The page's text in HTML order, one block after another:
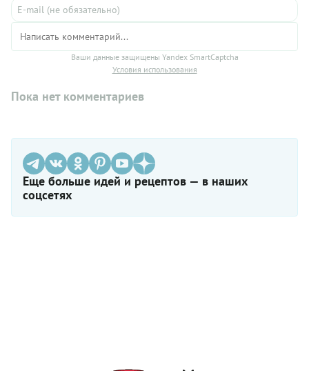
Ваши данные защищены Yandex SmartCaptcha
Условия использования
Пока нет комментариев
Еще больше идей и рецептов — в наших
соцсетях